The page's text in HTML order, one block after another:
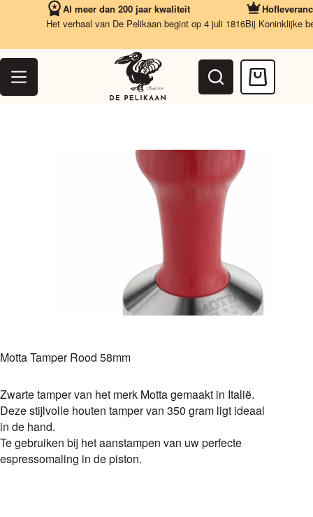
inhoud
Al meer dan 200 jaar kwaliteit
Het verhaal van De Pelikaan begint op 4 juli 1816
Hofleverancier
Bij Koninklijke
Motta Tamper Rood 58mm
Zwarte tamper van het merk Motta gemaakt in Italië.
Deze stijlvolle houten tamper van 350 gram ligt ideaal
in de hand.
Te gebruiken bij het aanstampen van uw perfecte
espressomaling in de piston.